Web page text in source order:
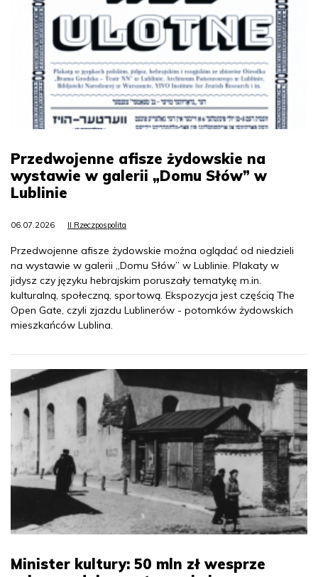
Przedwojenne afisze żydowskie na
wystawie w galerii „Domu Słów” w
Lublinie
06.07.2026 II Rzeczpospolita
Przedwojenne afisze żydowskie można oglądać od niedzieli
na wystawie w galerii „Domu Słów” w Lublinie. Plakaty w
jidysz czy języku hebrajskim poruszały tematykę m.in.
kulturalną, społeczną, sportową. Ekspozycja jest częścią The
Open Gate, czyli zjazdu Lublinerów - potomków żydowskich
mieszkańców Lublina.
Minister kultury: 50 mln zł wesprze